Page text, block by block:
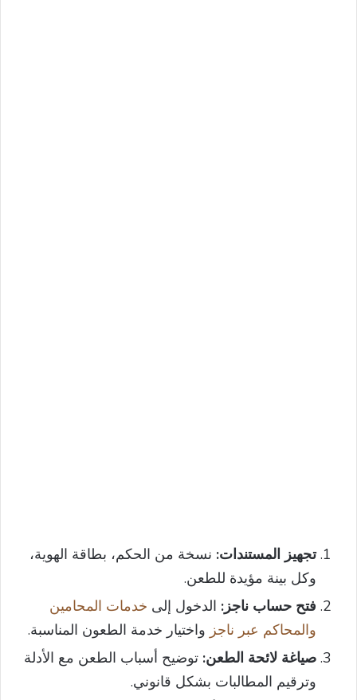
تجهيز المستندات: نسخة من الحكم، بطاقة الهوية،
وكل بينة مؤيدة للطعن.
فتح حساب ناجز: الدخول إلى خدمات المحامين
والمحاكم عبر ناجز واختيار خدمة الطعون المناسبة.
صياغة لائحة الطعن: توضيح أسباب الطعن مع الأدلة
وترقيم المطالبات بشكل قانوني.